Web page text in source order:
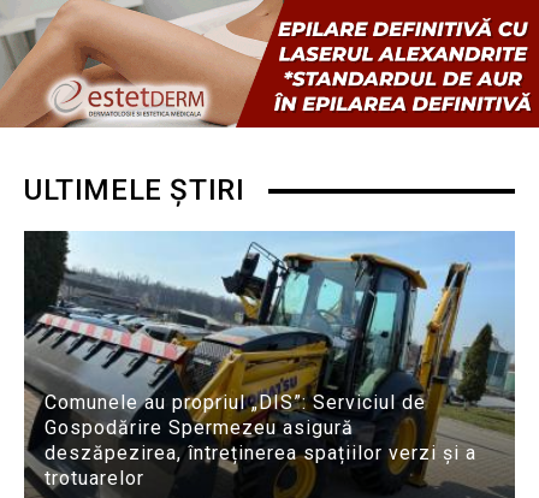
ULTIMELE ȘTIRI
Comunele au propriul „DIS”: Serviciul de
Gospodărire Spermezeu asigură
deszăpezirea, întreținerea spațiilor verzi și a
trotuarelor